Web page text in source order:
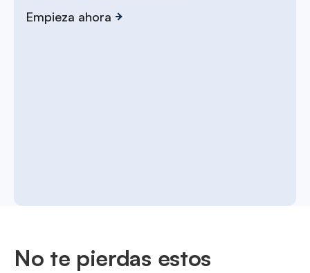
Empieza ahora
No te pierdas estos